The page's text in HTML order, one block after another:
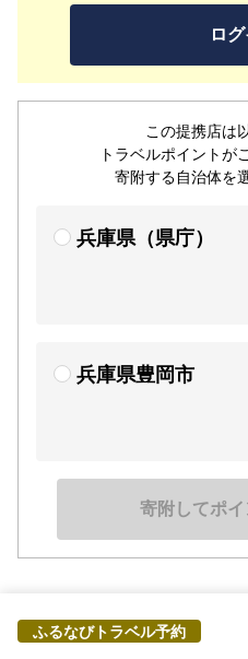
ロ
この提携店は
トラベルポイントが
寄附する自治体を
兵庫県（県庁）
兵庫県豊岡市
寄附してポ
ふるなびトラベル予約
人気店「但熊」さんの玉子
じめとした元気朝食をどう
車で50分、天橋立までは車